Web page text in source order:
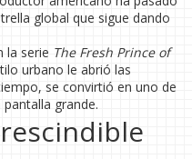
global que sigue dando
la serie The Fresh Prince of
urbano le abrió las
se convirtió en uno de
grande.